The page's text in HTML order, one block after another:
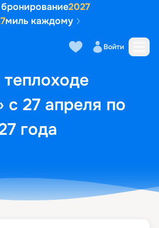
2027
миль каждому
Войти
с 27 апреля по
года
кают Маршрут и